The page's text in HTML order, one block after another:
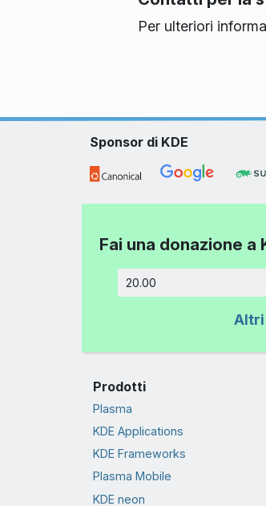
Per ulteriori
Sponsor di KDE
Fai una donazione a
Altri
Prodotti
Plasma
KDE Applications
KDE Frameworks
Plasma Mobile
KDE neon